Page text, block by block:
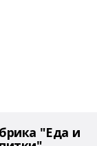
"Еда и